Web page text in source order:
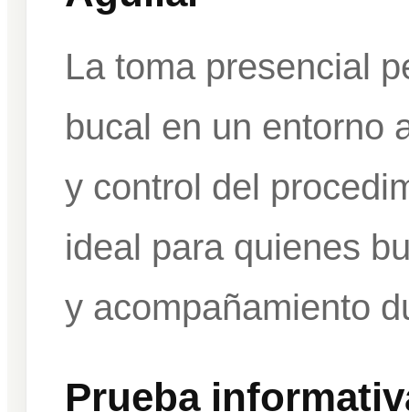
La toma presencial
bucal en un entorno
y control del
ideal para quienes
y acompañamiento
Prueba